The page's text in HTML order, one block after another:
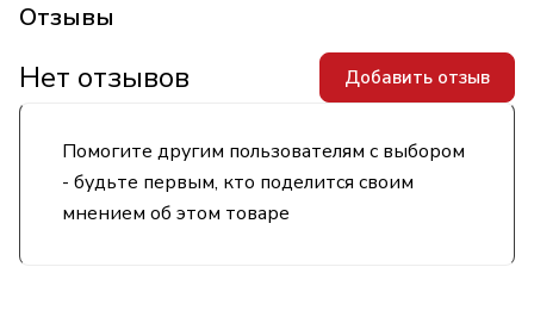
Отзывы
Помогите другим пользователям с выбором
- будьте первым, кто поделится своим
мнением об этом товаре
Нет отзывов Добавить отзыв